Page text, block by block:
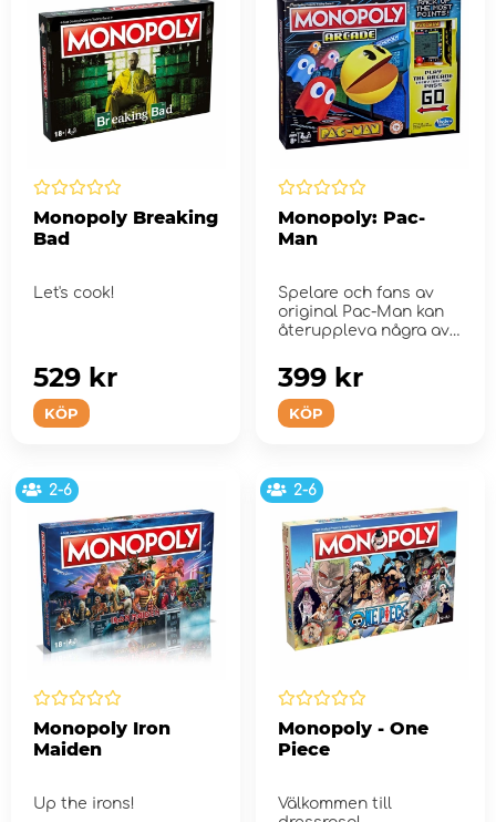
Monopoly Breaking
Bad
Let's cook!
KÖP
529 kr
Monopoly: Pac-
Man
Spelare och fans av
original Pac-Man kan
återuppleva några av
KÖP
399 kr
2-6
Monopoly Iron
Maiden
Up the irons!
2-6
Monopoly - One
Piece
Välkommen till